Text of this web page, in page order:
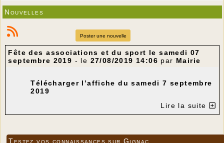
Nouvelles
Poster une nouvelle
Fête des associations et du sport le samedi 07
septembre 2019 - le 27/08/2019 14:06 par Mairie
Télécharger l’affiche du samedi 7 septembre
2019
Lire la suite
Testez vos connaissances sur Gignac